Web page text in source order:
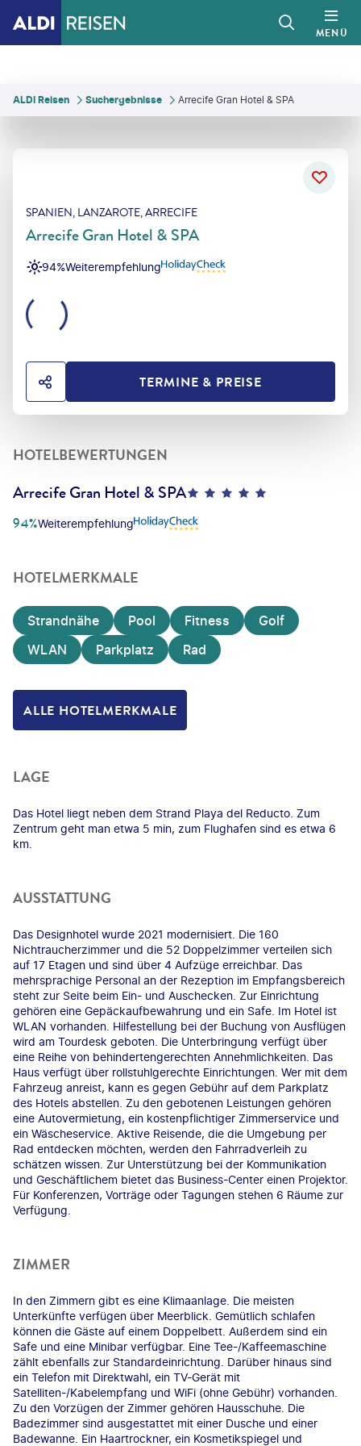
MENÜ
ALDI Reisen Suchergebnisse Arrecife Gran Hotel & SPA
SPANIEN, LANZAROTE, ARRECIFE
Arrecife Gran Hotel & SPA
Weiterempfehlung
94%
HOTEL TEILENTERMINE & PREISE
HOTELBEWERTUNGEN
Arrecife Gran Hotel & SPA
Weiterempfehlung
94%
HOTELMERKMALE
Strandnähe Pool Fitness
Golf
WLAN
Parkplatz Rad
ALLE HOTELMERKMALE
LAGE
Das Hotel liegt neben dem Strand Playa del Reducto. Zum
Zentrum geht man etwa 5 min, zum Flughafen sind es etwa 6
km.
AUSSTATTUNG
Das Designhotel wurde 2021 modernisiert. Die 160
Nichtraucherzimmer und die 52 Doppelzimmer verteilen sich
auf 17 Etagen und sind über 4 Aufzüge erreichbar. Das
mehrsprachige Personal an der Rezeption im Empfangsbereich
steht zur Seite beim Ein- und Auschecken. Zur Einrichtung
gehören eine Gepäckaufbewahrung und ein Safe. Im Hotel ist
WLAN vorhanden. Hilfestellung bei der Buchung von Ausflügen
wird am Tourdesk geboten. Die Unterbringung verfügt über
eine Reihe von behindertengerechten Annehmlichkeiten. Das
Haus verfügt über rollstuhlgerechte Einrichtungen. Wer mit dem
Fahrzeug anreist, kann es gegen Gebühr auf dem Parkplatz
des Hotels abstellen. Zu den gebotenen Leistungen gehören
eine Autovermietung, ein kostenpflichtiger Zimmerservice und
ein Wäscheservice. Aktive Reisende, die die Umgebung per
Rad entdecken möchten, werden den Fahrradverleih zu
schätzen wissen. Zur Unterstützung bei der Kommunikation
und Geschäftlichem bietet das Business-Center einen Projektor.
Für Konferenzen, Vorträge oder Tagungen stehen 6 Räume zur
Verfügung.
ZIMMER
In den Zimmern gibt es eine Klimaanlage. Die meisten
Unterkünfte verfügen über Meerblick. Gemütlich schlafen
können die Gäste auf einem Doppelbett. Außerdem sind ein
Safe und eine Minibar verfügbar. Eine Tee-/Kaffeemaschine
zählt ebenfalls zur Standardeinrichtung. Darüber hinaus sind
ein Telefon mit Direktwahl, ein TV-Gerät mit
Satelliten-/Kabelempfang und WiFi (ohne Gebühr) vorhanden.
Zu den Vorzügen der Zimmer gehören Hausschuhe. Die
Badezimmer sind ausgestattet mit einer Dusche und einer
Badewanne. Ein Haartrockner, ein Kosmetikspiegel und